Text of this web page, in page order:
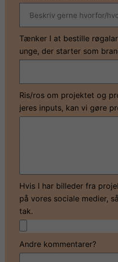
Tænker I at bestille
unge, der starter som
Ris/ros om projektet og
jeres inputs, kan vi gøre
Hvis I har billeder fra
på vores sociale medier,
tak.
Andre kommentarer?